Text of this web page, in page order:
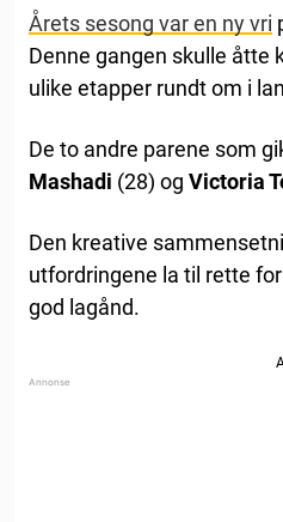
Årets sesong var en ny vri
Denne gangen skulle åtte
ulike etapper rundt om i
De to andre parene som
Mashadi (28) og Victoria
Den kreative
utfordringene la til rette
god lagånd.